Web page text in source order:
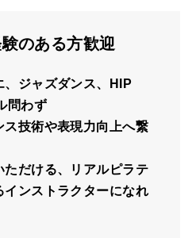
のある方歓迎
、ジャズダンス、HIP
問わず
ス技術や表現力向上へ繋
ただける、リアルピラテ
インストラクターになれ